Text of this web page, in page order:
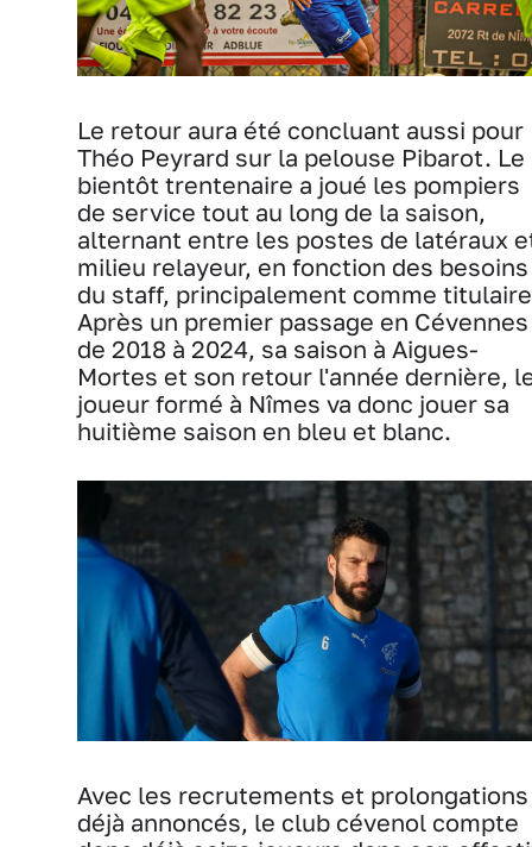
Le retour aura été concluant aussi pour
Théo Peyrard sur la pelouse Pibarot. Le
bientôt trentenaire a joué les pompiers
de service tout au long de la saison,
alternant entre les postes de latéraux
milieu relayeur, en fonction des besoins
du staff, principalement comme
Après un premier passage en Cévennes
de 2018 à 2024, sa saison à Aigues-
Mortes et son retour l'année dernière,
joueur formé à Nîmes va donc jouer sa
huitième saison en bleu et blanc.
Avec les recrutements et prolongations
déjà annoncés, le club cévenol compte